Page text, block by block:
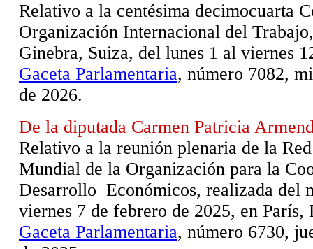
Relativo a la centésima decimocuarta
Organización Internacional del
Ginebra, Suiza, del lunes 1 al viernes
Gaceta Parlamentaria, número 7082,
de 2026.
De la diputada Carmen Patricia
Relativo a la reunión plenaria de la
Mundial de la Organización para la
Desarrollo Económicos, realizada del
viernes 7 de febrero de 2025, en París,
Gaceta Parlamentaria, número 6730,